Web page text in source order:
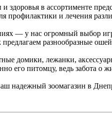
здоровья в ассортименте
профилактики и лечения
— у нас огромный выбор
разнообразные
домики, лежанки,
его питомцу, ведь забота о
надежный зоомагазин в